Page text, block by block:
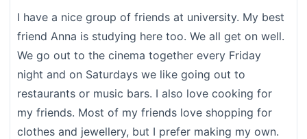
I have a nice group of friends at university. My best
friend Anna is studying here too. We all get on well.
We go out to the cinema together every Friday
night and on Saturdays we like going out to
restaurants or music bars. I also love cooking for
my friends. Most of my friends love shopping for
clothes and jewellery, but I prefer making my own.